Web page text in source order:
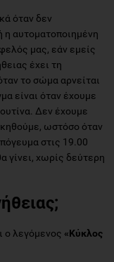
όταν δεν
η αυτοματοποιημένη
μας, εάν εμείς
έχει τη
το σώμα αρνείται
είναι όταν έχουμε
Δεν έχουμε
ωστόσο όταν
στις 19.00
γίνει, χωρίς δεύτερη
ο λεγόμενος «Κύκλος